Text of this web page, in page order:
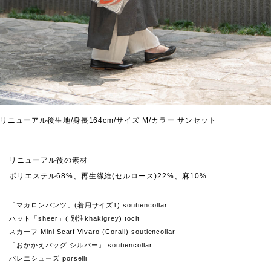
リニューアル後生地/身長164cm/サイズ M/カラー サンセット
リニューアル後の素材
ポリエステル68%、再生繊維(セルロース)22%、麻10%
「マカロンパンツ」(着用サイズ1) soutiencollar
ハット「sheer」( 別注khakigrey) tocit
スカーフ Mini Scarf Vivaro (Corail) soutiencollar
「おかかえバッグ シルバー」 soutiencollar
バレエシューズ porselli